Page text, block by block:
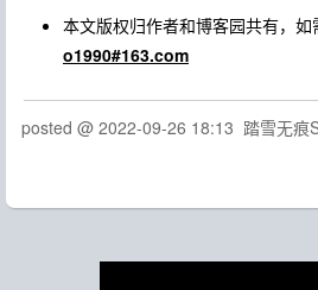
本文版权归作者和博客园共有，如
o1990#163.com
posted @ 2022-09-26 18:13 踏雪无痕